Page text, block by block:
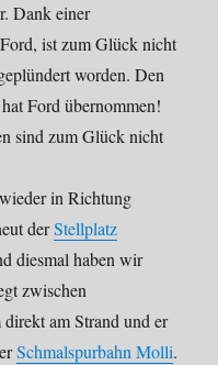
Dank einer
ist zum Glück nicht
worden. Den
Ford übernommen!
sind zum Glück nicht
in Richtung
derStellplatz
diesmal haben wir
zwischen
am Strand und er
Schmalspurbahn Molli.